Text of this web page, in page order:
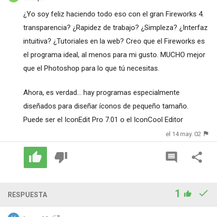
¿Yo soy feliz haciendo todo eso con el gran Fireworks 4.
transparencia? ¿Rapidez de trabajo? ¿Simpleza? ¿Interfaz
intuitiva? ¿Tutoriales en la web? Creo que el Fireworks es
el programa ideal, al menos para mi gusto. MUCHO mejor
que el Photoshop para lo que tú necesitas.
Ahora, es verdad... hay programas especialmente
diseñados para diseñar íconos de pequeño tamaño.
Puede ser el IconEdit Pro 7.01 o el IconCool Editor
el 14 may. 02
RESPUESTA 1